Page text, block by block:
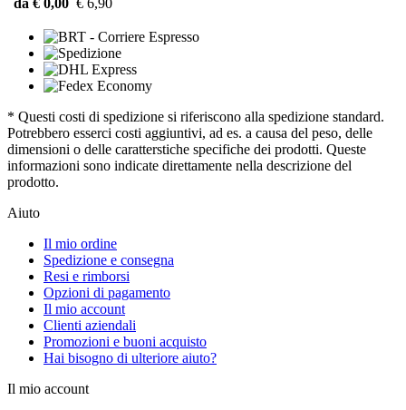
* Questi costi di spedizione si riferiscono alla spedizione standard.
Potrebbero esserci costi aggiuntivi, ad es. a causa del peso, delle
dimensioni o delle caratterstiche specifiche dei prodotti. Queste
informazioni sono indicate direttamente nella descrizione del
prodotto.
Aiuto
Il mio ordine
Spedizione e consegna
Resi e rimborsi
Opzioni di pagamento
Il mio account
Clienti aziendali
Promozioni e buoni acquisto
Hai bisogno di ulteriore aiuto?
Il mio account